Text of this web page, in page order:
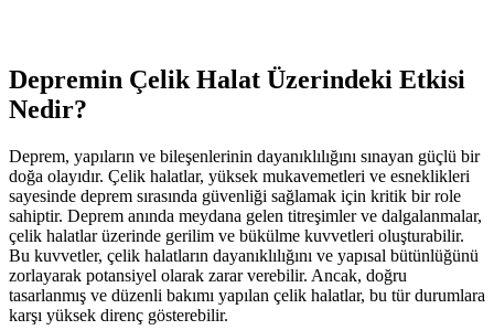
Depremin Çelik Halat Üzerindeki Etkisi
Nedir?
Deprem, yapıların ve bileşenlerinin dayanıklılığını sınayan güçlü bir
doğa olayıdır. Çelik halatlar, yüksek mukavemetleri ve esneklikleri
sayesinde deprem sırasında güvenliği sağlamak için kritik bir role
sahiptir. Deprem anında meydana gelen titreşimler ve dalgalanmalar,
çelik halatlar üzerinde gerilim ve bükülme kuvvetleri oluşturabilir.
Bu kuvvetler, çelik halatların dayanıklılığını ve yapısal bütünlüğünü
zorlayarak potansiyel olarak zarar verebilir. Ancak, doğru
tasarlanmış ve düzenli bakımı yapılan çelik halatlar, bu tür durumlara
karşı yüksek direnç gösterebilir.